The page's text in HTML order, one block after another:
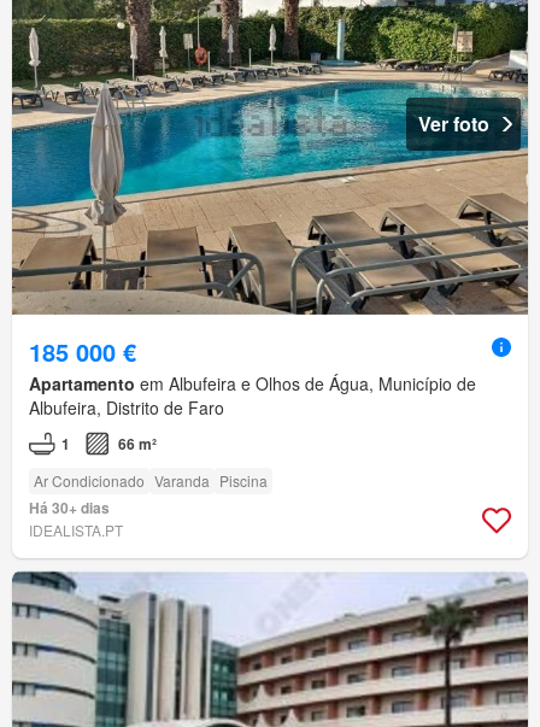
Ver foto
185 000 €
Apartamento em Albufeira e Olhos de Água, Município de
Albufeira, Distrito de Faro
1 66 m²
Ar Condicionado Varanda Piscina
Há 30+ dias
IDEALISTA.PT